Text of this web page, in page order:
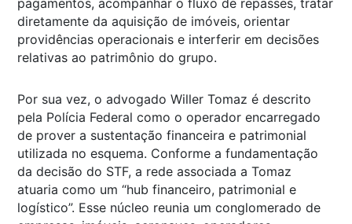
pagamentos, acompanhar o fluxo de repasses, tratar
diretamente da aquisição de imóveis, orientar
providências operacionais e interferir em decisões
relativas ao patrimônio do grupo.
Por sua vez, o advogado Willer Tomaz é descrito
pela Polícia Federal como o operador encarregado
de prover a sustentação financeira e patrimonial
utilizada no esquema. Conforme a fundamentação
da decisão do STF, a rede associada a Tomaz
atuaria como um “hub financeiro, patrimonial e
logístico”. Esse núcleo reunia um conglomerado de